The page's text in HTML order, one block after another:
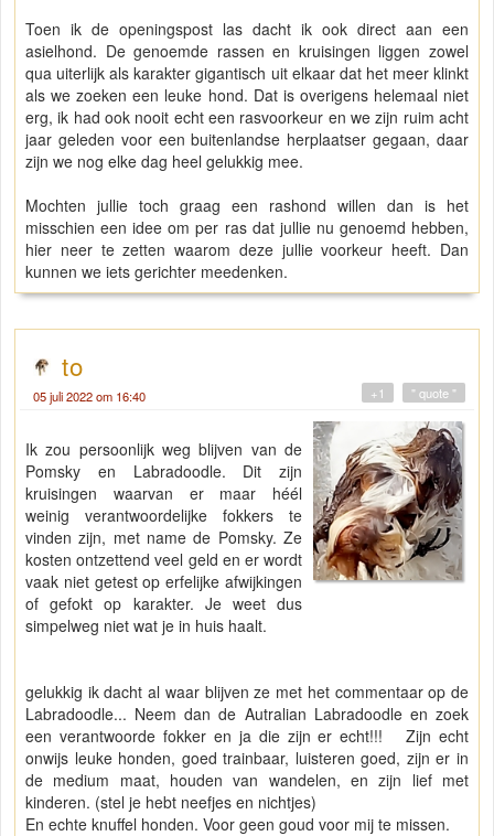
Toen ik de openingspost las dacht ik ook direct aan een
asielhond. De genoemde rassen en kruisingen liggen zowel
qua uiterlijk als karakter gigantisch uit elkaar dat het meer klinkt
als we zoeken een leuke hond. Dat is overigens helemaal niet
erg, ik had ook nooit echt een rasvoorkeur en we zijn ruim acht
jaar geleden voor een buitenlandse herplaatser gegaan, daar
zijn we nog elke dag heel gelukkig mee.
Mochten jullie toch graag een rashond willen dan is het
misschien een idee om per ras dat jullie nu genoemd hebben,
hier neer te zetten waarom deze jullie voorkeur heeft. Dan
kunnen we iets gerichter meedenken.
to
05 juli 2022 om 16:40 " quote "
+1
Ik zou persoonlijk weg blijven van de
Pomsky en Labradoodle. Dit zijn
kruisingen waarvan er maar héél
weinig verantwoordelijke fokkers te
vinden zijn, met name de Pomsky. Ze
kosten ontzettend veel geld en er wordt
vaak niet getest op erfelijke afwijkingen
of gefokt op karakter. Je weet dus
simpelweg niet wat je in huis haalt.
gelukkig ik dacht al waar blijven ze met het commentaar op de
Labradoodle... Neem dan de Autralian Labradoodle en zoek
een verantwoorde fokker en ja die zijn er echt!!! Zijn echt
onwijs leuke honden, goed trainbaar, luisteren goed, zijn er in
de medium maat, houden van wandelen, en zijn lief met
kinderen. (stel je hebt neefjes en nichtjes)
En echte knuffel honden. Voor geen goud voor mij te missen.